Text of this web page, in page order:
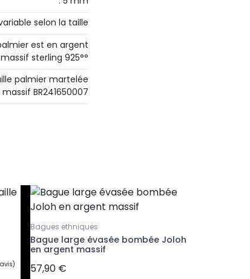
selon la taille
est en argent
massif sterling 925°°
palmier martelée
BR241650007
Bagues ethniques
Bague large évasée bombée Joloh
en argent massif
57,90 €